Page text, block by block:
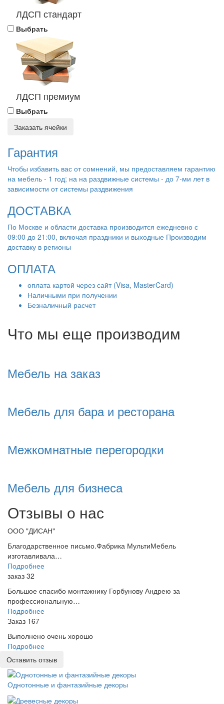
ЛДСП стандарт
Выбрать
ЛДСП премиум
Выбрать
Заказать ячейки
Гарантия
Чтобы избавить вас от сомнений, мы предоставляем гарантию
на мебель - 1 год; на на раздвижные системы - до 7-ми лет в
зависимости от системы раздвижения
ДОСТАВКА
По Москве и области доставка производится ежедневно с
09:00 до 21:00, включая праздники и выходные Производим
доставку в регионы
ОПЛАТА
оплата картой через сайт (Visa, MasterCard)
Наличными при получении
Безналичный расчет
Что мы еще производим
Мебель на заказ
Мебель для бара и ресторана
Межкомнатные перегородки
Мебель для бизнеса
Отзывы о нас
ООО "ДИСАН"
Благодарственное письмо.Фабрика МультиМебель
изготавливала…
Подробнее
заказ 32
Большое спасибо монтажнику Горбунову Андрею за
профессиональную…
Подробнее
Заказ 167
Выполнено очень хорошо
Подробнее
Оставить отзыв
Однотонные и фантазийные декоры